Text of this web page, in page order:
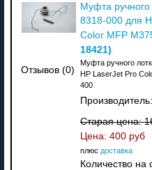
Отзывов (0)
Муфта ручного
8318-000 для
Color MFP
18421)
Муфта ручного
HP LaserJet Pro
400
Производитель:
Старая цена:
Цена: 400 руб
плюс доставка
Количество на